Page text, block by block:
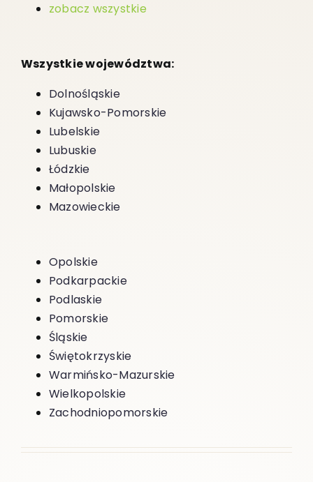
zobacz wszystkie
Wszystkie województwa:
Dolnośląskie
Kujawsko-Pomorskie
Lubelskie
Lubuskie
Łódzkie
Małopolskie
Mazowieckie
Opolskie
Podkarpackie
Podlaskie
Pomorskie
Śląskie
Świętokrzyskie
Warmińsko-Mazurskie
Wielkopolskie
Zachodniopomorskie